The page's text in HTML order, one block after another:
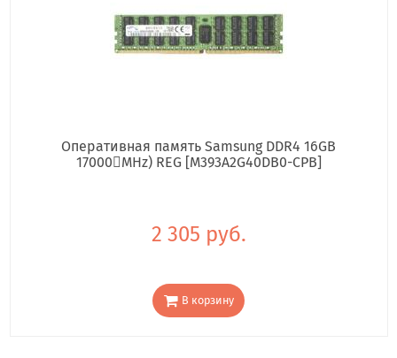
Оперативная память Samsung DDR4 16GB
17000񢋕MHz) REG [M393A2G40DB0-CPB]
2 305 руб.
В корзину